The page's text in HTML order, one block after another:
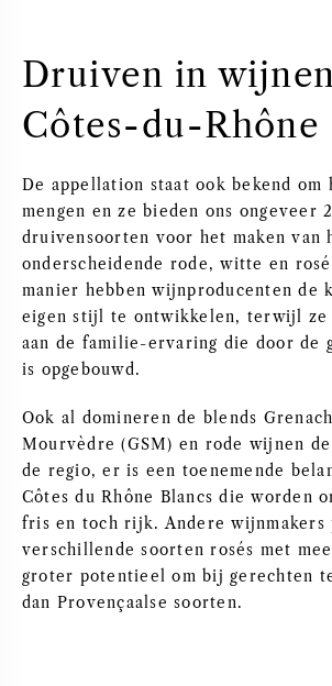
Druiven in
Côtes-du-Rhône
De appellation staat ook bekend
mengen en ze bieden ons ongeveer
druivensoorten voor het maken van
onderscheidende rode, witte en
manier hebben wijnproducenten de
eigen stijl te ontwikkelen, terwijl
aan de familie-ervaring die door de
is opgebouwd.
Ook al domineren de blends
Mourvèdre (GSM) en rode wijnen
de regio, er is een toenemende
Côtes du Rhône Blancs die worden
fris en toch rijk. Andere wijnmakers
verschillende soorten rosés met
groter potentieel om bij gerechten
dan Provençaalse soorten.